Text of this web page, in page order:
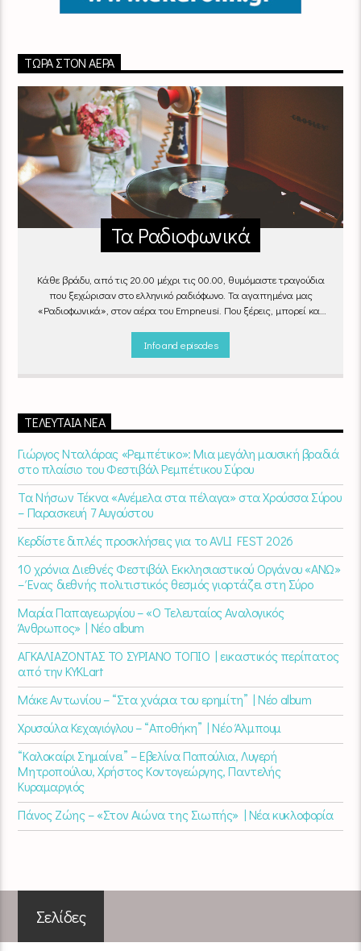
ΤΏΡΑ ΣΤΟΝ ΑΈΡΑ
Τα Ραδιοφωνικά
Κάθε βράδυ, από τις 20.00 μέχρι τις 00.00, θυμόμαστε τραγούδια
που ξεχώρισαν στο ελληνικό ραδιόφωνο. Τα αγαπημένα μας
«Ραδιοφωνικά», στον αέρα του Empneusi. Που ξέρεις, μπορεί και
:00 – 00:00στονEmpneusi 107 FM
Info and episodes
ΤΕΛΕΥΤΑΊΑ ΝΈΑ
Γιώργος Νταλάρας «Ρεμπέτικο»: Μια μεγάλη μουσική βραδιά
στο πλαίσιο του Φεστιβάλ Ρεμπέτικου Σύρου
Τα Νήσων Τέκνα «Ανέμελα στα πέλαγα» στα Χρούσσα Σύρου
– Παρασκευή 7 Αυγούστου
Κερδίστε διπλές προσκλήσεις για το AVLI FEST 2026
10 χρόνια Διεθνές Φεστιβάλ Εκκλησιαστικού Οργάνου «ΑΝΩ»
– Ένας διεθνής πολιτιστικός θεσμός γιορτάζει στη Σύρο​
Μαρία Παπαγεωργίου – «Ο Τελευταίος Αναλογικός
Άνθρωπος» | Νέο album
ΑΓΚΑΛΙΑΖΟΝΤΑΣ ΤΟ ΣΥΡΙΑΝΟ ΤΟΠΙΟ | εικαστικός περίπατος
από την KYKLart
Μάκε Αντωνίου – “Στα χνάρια του ερημίτη” | Νέο album
Χρυσούλα Κεχαγιόγλου – “Αποθήκη” | Νέο Άλμπουμ
“Καλοκαίρι Σημαίνει” – Εβελίνα Παπούλια, Λυγερή
Μητροπούλου, Χρήστος Κοντογεώργης, Παντελής
Κυραμαργιός
Πάνος Ζώης – «Στον Αιώνα της Σιωπής» | Νέα κυκλοφορία
Σελίδες